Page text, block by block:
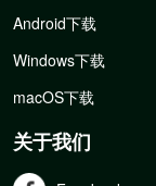
Android下载
Windows下载
macOS下载
关于我们